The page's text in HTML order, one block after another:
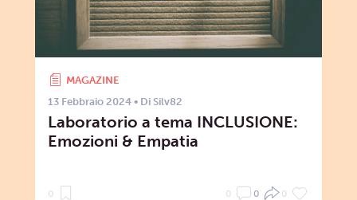
MAGAZINE
13 Febbraio 2024 • Di Silv82
Laboratorio a tema INCLUSIONE:
Emozioni & Empatia
0 0 0 0